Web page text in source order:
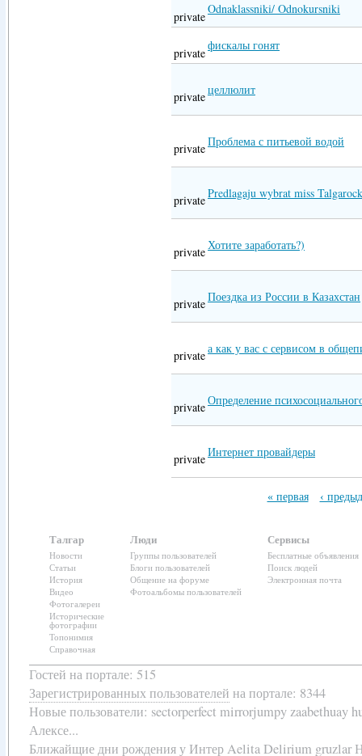
private
Odnaklassniki/ Odnokursniki
private
фискалы гонят
privateцеллюлит
privateПроблема с питьевой водой
privatePredlagaju wybrat miss
privateХотите заработать?)
privateПоездка из России в Казахстан
privateа как у вас с сервисом в
privateОпределение
privateИнтернет провайдеры
« первая ‹
Талгар
Новости
Статьи
История
Видео
Фотогалереи
Исторические
фотографии
Топонимия
Справочная
Люди
Группы пользователей
Блоги пользователей
Общение на форуме
Фотоальбомы пользователей
Сервисы
Бесплатные объявления
Поиск людей
Электронная почта
Гостей на портале: 515
Зарегистрированных пользователей на портале: 8344
Новые пользователи: sectorperfect mirrorjumpy zaabethuay
Алексе...
Ближайщиедни рожденияу Интер Aelita Delirium gruzlar